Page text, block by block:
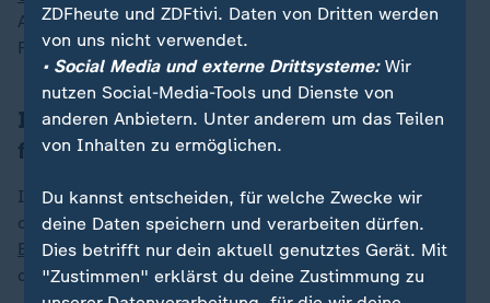
Assad einen schweren Schlag erlitt, richtet Israel den
Fokus nun auf die Huthi.
Israel will Kampf gegen Huthi-Miliz
fortsetzen
Israel sei entschlossen, den "Arm der iranischen Achse
des Bösen" abzuschneiden, kündigte Regierungschef
Benjamin Netanjahuam Abend an. Sein Land werde an
dieser Aufgabe dranbleiben, bis sie erledigt sei.
ZDFheute und ZDFtivi. Daten von Dritten werden
von uns nicht verwendet.
• Social Media und externe Drittsysteme:Wir
nutzen Social-Media-Tools und Dienste von
anderen Anbietern. Unter anderem um das Teilen
von Inhalten zu ermöglichen.
Du kannst entscheiden, für welche Zwecke wir
deine Daten speichern und verarbeiten dürfen.
Dies betrifft nur dein aktuell genutztes Gerät. Mit
"Zustimmen" erklärst du deine Zustimmung zu